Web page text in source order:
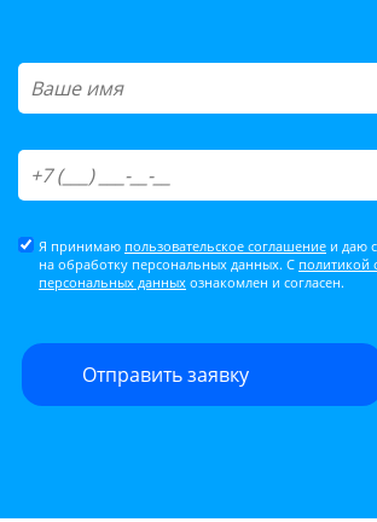
Я принимаю пользовательское соглашение и даю
на обработку персональных данных. С политикой
персональных данных ознакомлен и согласен.